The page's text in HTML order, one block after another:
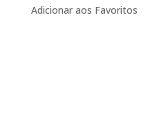
ERA:
É:
Adicionar aos Favoritos